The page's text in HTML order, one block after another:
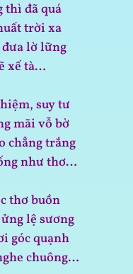
thì đã quá
trời xa
lờ lững
xế tà…
suy tư
mãi vỗ bờ
chẳng trắng
như thơ…
thơ buồn
lệ sương
góc quạnh
chuông…